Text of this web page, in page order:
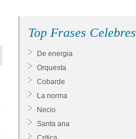
Top Frases Celebres
De energia
Orquesta
Cobarde
La norma
Necio
Santa ana